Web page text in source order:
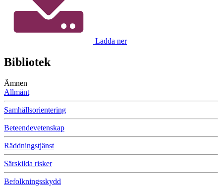
Ladda ner
Bibliotek
Ämnen
Allmänt
Samhällsorientering
Beteendevetenskap
Räddningstjänst
Särskilda risker
Befolkningsskydd